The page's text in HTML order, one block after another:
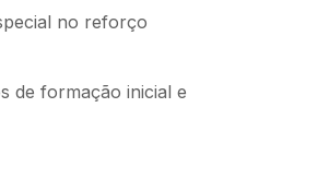
no reforço
de formação inicial e